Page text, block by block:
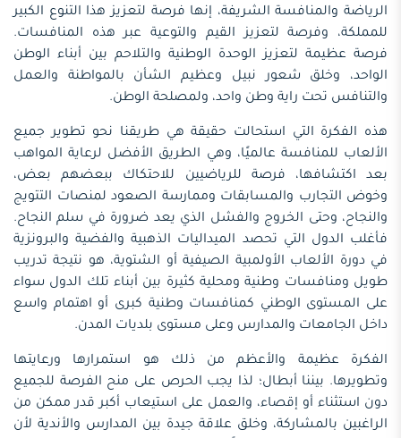
الرياضة والمنافسة الشريفة، إنها فرصة لتعزيز هذا التنوع الكبير
للمملكة، وفرصة لتعزيز القيم والتوعية عبر هذه المنافسات.
فرصة عظيمة لتعزيز الوحدة الوطنية والتلاحم بين أبناء الوطن
الواحد، وخلق شعور نبيل وعظيم الشأن بالمواطنة والعمل
والتنافس تحت راية وطن واحد، ولمصلحة الوطن.
هذه الفكرة التي استحالت حقيقة هي طريقنا نحو تطوير جميع
الألعاب للمنافسة عالميًا، وهي الطريق الأفضل لرعاية المواهب
بعد اكتشافها، فرصة للرياضيين للاحتكاك ببعضهم بعض،
وخوض التجارب والمسابقات وممارسة الصعود لمنصات التتويج
والنجاح، وحتى الخروج والفشل الذي يعد ضرورة في سلم النجاح.
فأغلب الدول التي تحصد الميداليات الذهبية والفضية والبرونزية
في دورة الألعاب الأولمبية الصيفية أو الشتوية، هو نتيجة تدريب
طويل ومنافسات وطنية ومحلية كثيرة بين أبناء تلك الدول سواء
على المستوى الوطني كمنافسات وطنية كبرى أو اهتمام واسع
داخل الجامعات والمدارس وعلى مستوى بلديات المدن.
الفكرة عظيمة والأعظم من ذلك هو استمرارها ورعايتها
وتطويرها. بيننا أبطال؛ لذا يجب الحرص على منح الفرصة للجميع
دون استثناء أو إقصاء، والعمل على استيعاب أكبر قدر ممكن من
الراغبين بالمشاركة، وخلق علاقة جيدة بين المدارس والأندية لأن